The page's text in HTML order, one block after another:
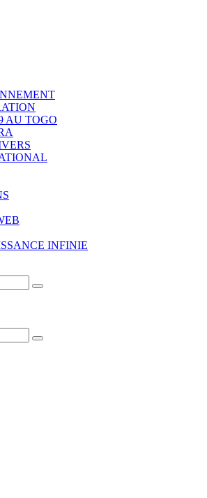
AU TOGO
INFINIE